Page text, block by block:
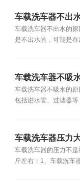
车载洗车器不出
车载洗车器不出水的
是不出水的，可能是
车载洗车器不吸
车载洗车器不吸水的原
包括进水管、过滤器
车载洗车器压力
车载洗车器的压力不
斤左右：1、车载洗车